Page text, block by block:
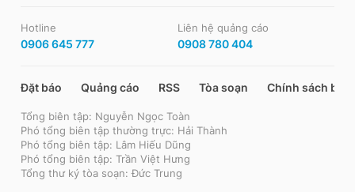
Hotline
0906 645 777
Liên hệ quảng cáo
0908 780 404
Đặt báo Quảng cáo RSS Tòa soạn Chính sách bảo
Tổng biên tập: Nguyễn Ngọc Toàn
Phó tổng biên tập thường trực: Hải Thành
Phó tổng biên tập: Lâm Hiếu Dũng
Phó tổng biên tập: Trần Việt Hưng
Tổng thư ký tòa soạn: Đức Trung